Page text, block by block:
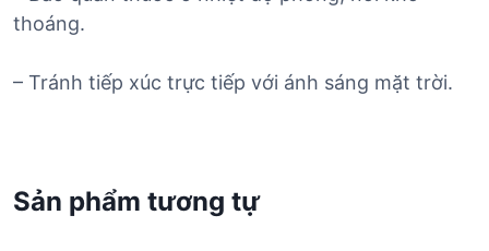
thoáng.
– Tránh tiếp xúc trực tiếp với ánh sáng mặt trời.
Sản phẩm tương tự